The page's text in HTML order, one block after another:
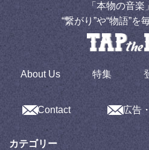
「本物の音楽
“繋がり”や“物語”を
About Us 特集
Contact 広告
カテゴリー